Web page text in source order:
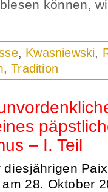
können,
, Kwasniewski,
,Tradition
– I. Teil
28. Oktober